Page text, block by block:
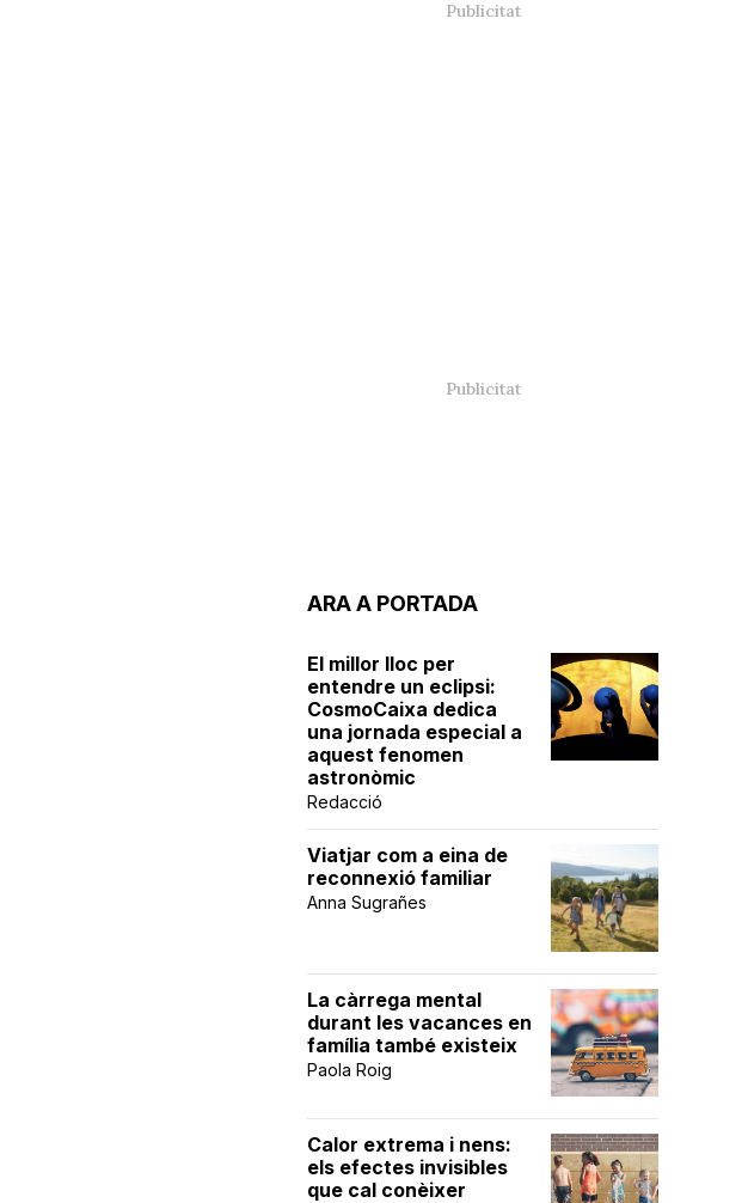
ARA A PORTADA
El millor lloc per
entendre un eclipsi:
CosmoCaixa dedica
una jornada especial a
aquest fenomen
astronòmic
Redacció
Viatjar com a eina de
reconnexió familiar
Anna Sugrañes
La càrrega mental
durant les vacances en
família també existeix
Paola Roig
Calor extrema i nens:
els efectes invisibles
que cal conèixer